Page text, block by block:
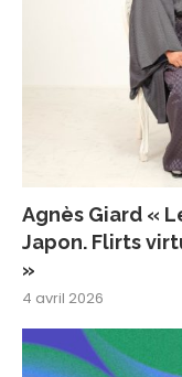
Agnès Giard «
Japon. Flirts
»
4 avril 2026